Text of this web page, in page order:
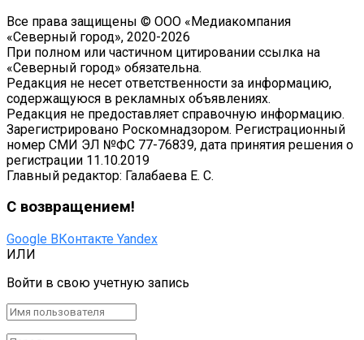
Все права защищены © ООО «Медиакомпания
«Северный город», 2020-2026
При полном или частичном цитировании ссылка на
«Северный город» обязательна.
Редакция не несет ответственности за информацию,
содержащуюся в рекламных объявлениях.
Редакция не предоставляет справочную информацию.
Зарегистрировано Роскомнадзором. Регистрационный
номер СМИ ЭЛ №ФС 77-76839, дата принятия решения о
регистрации 11.10.2019
Главный редактор: Галабаева Е. С.
С возвращением!
Google ВКонтакте Yandex
ИЛИ
Войти в свою учетную запись